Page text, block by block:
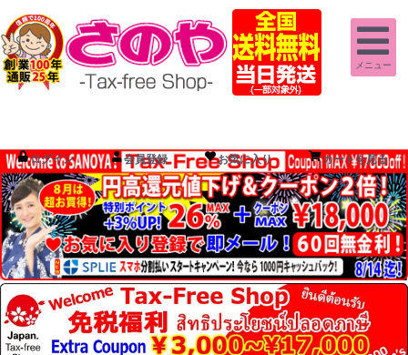
メニュー
ログイン 会員登録 お気に入り カートを見る